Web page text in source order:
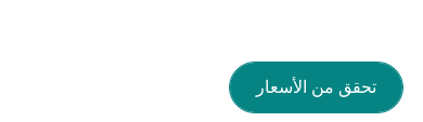
تحقق من الأسعار